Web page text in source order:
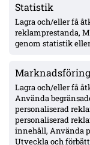
Statistik
Lagra och/eller få
reklamprestanda,
genom statistik
Marknadsföring
Lagra och/eller få
Använda
personaliserad
personaliserad
innehåll, Använda
Utveckla och
AIK:s
enligt